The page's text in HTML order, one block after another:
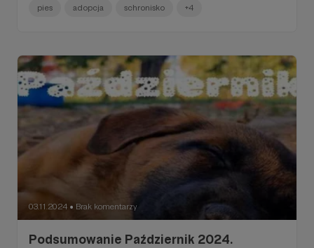
pies adopcja schronisko +4
03.11.2024 ● Brak komentarzy
Podsumowanie Październik 2024.